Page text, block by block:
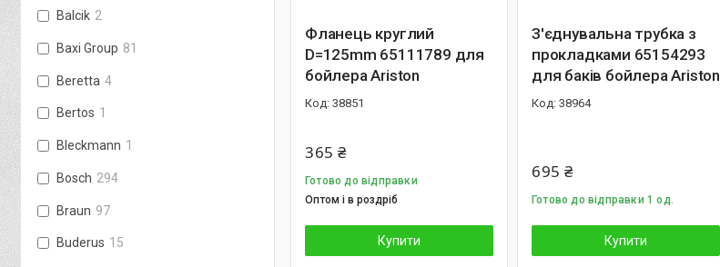
Фланець круглий
D=125mm 65111789 для
бойлера Ariston
38851
365 ₴
Готово до відправки
Оптом і в роздріб
Купити
З'єднувальна трубка з
прокладками 65154293
для баків бойлера Ariston
38964
695 ₴
Готово до відправки 1 од.
Купити
Balcik 2
Baxi Group 81
Beretta 4
Bertos 1
Bleckmann 1
Bosch 294
Braun 97
Buderus 15